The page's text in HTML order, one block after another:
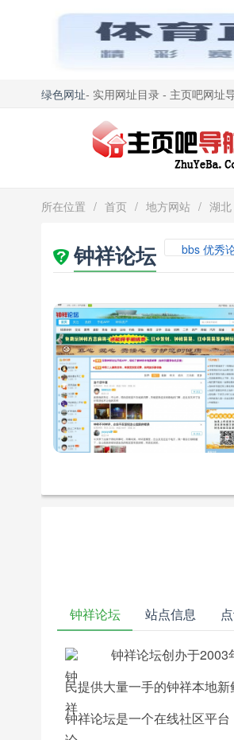
绿色网址- 实用网址目录 - 主页吧网址
所在位置 / 首页 / 地方网站 / 湖北
钟祥论坛 bbs 优秀
钟祥论坛 站点信息
钟祥论坛创办于2003
民提供大量一手的钟祥本地新
钟祥论坛是一个在线社区平